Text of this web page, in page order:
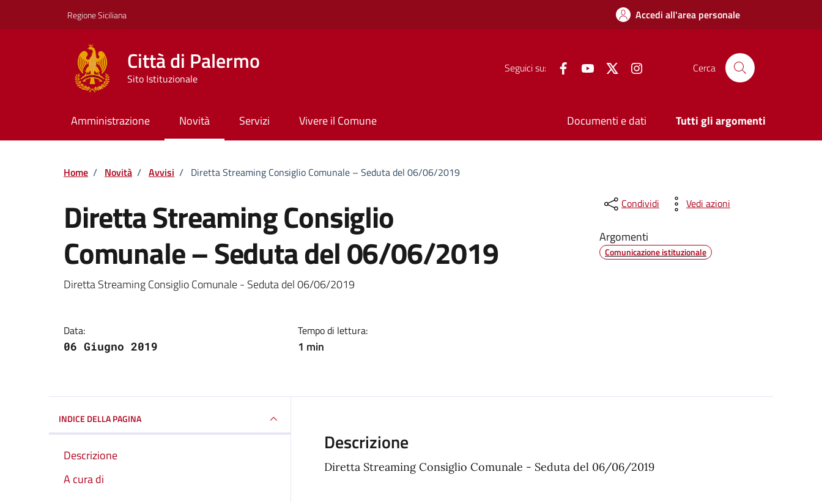
Regione Siciliana Accedi all'area personale
Città di Palermo
Sito Istituzionale
Seguici su: FacebookYouTube Twitter Cerca
Amministrazione Novità Servizi Vivere il Comune Documenti e dati Tutti gli argomenti
Home / Novità / Avvisi / Diretta Streaming Consiglio Comunale – Seduta del 06/06/2019
Diretta Streaming Consiglio
Comunale – Seduta del 06/06/2019
Dettagli della notizia
Diretta Streaming Consiglio Comunale - Seduta del 06/06/2019
Data:
06 Giugno 2019
Tempo di lettura:
1 min
Condividi Vedi azioni
Argomenti
Comunicazione istituzionale
INDICE DELLA PAGINA
Descrizione
A cura di
Descrizione
Diretta Streaming Consiglio Comunale - Seduta del 06/06/2019